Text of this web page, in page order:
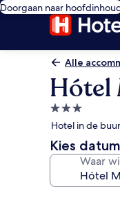
Doorgaan naar
Alle
Hótel
3.0-
Hotel in de
Kies
Waar